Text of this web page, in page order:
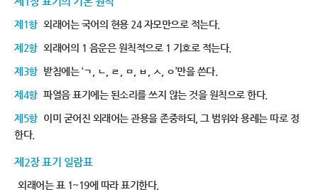
제1항 외래어는 국어의 현용 24 자모만으로 적는다.
제2항 외래어의 1 음운은 원칙적으로 1 기호로 적는다.
제3항 받침에는 ‘ㄱ, ㄴ, ㄹ, ㅁ, ㅂ, ㅅ, ㅇ’만을 쓴다.
제4항 파열음 표기에는 된소리를 쓰지 않는 것을 원칙으로 한다.
제5항 이미 굳어진 외래어는 관용을 존중하되, 그 범위와 용례는 따로 정
한다.
제2장 표기 일람표
외래어는 표 1~19에 따라 표기한다.